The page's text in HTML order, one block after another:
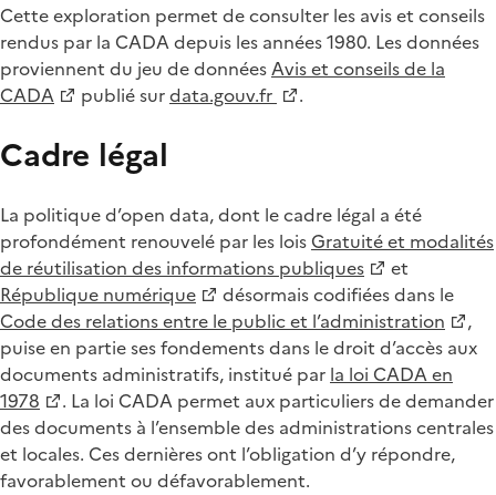
Cette exploration permet de consulter les avis et conseils
rendus par la CADA depuis les années 1980. Les données
proviennent du jeu de donnéesAvis et conseils de la
CADA
publié surdata.gouv.fr .
Cadre légal
La politique d’open data, dont le cadre légal a été
profondément renouvelé par les loisGratuité et modalités
de réutilisation des informations publiques
et
République numérique
désormais codifiées dans le
Code des relations entre le public et l’administration
,
puise en partie ses fondements dans le droit d’accès aux
documents administratifs, institué par la loi CADA en
1978
. La loi CADA permet aux particuliers de demander
des documents à l’ensemble des administrations centrales
et locales. Ces dernières ont l’obligation d’y répondre,
favorablement ou défavorablement.